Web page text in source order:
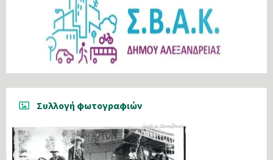
Συλλογή φωτογραφιών